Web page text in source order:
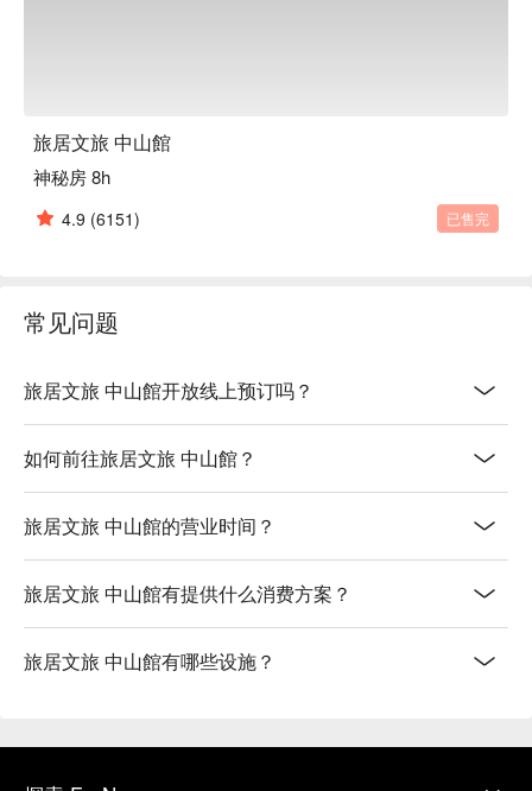
旅居文旅 中山館
神秘房 8h
4.9 (6151) 已售完
常见问题
旅居文旅 中山館开放线上预订吗？
如何前往旅居文旅 中山館？
旅居文旅 中山館的营业时间？
旅居文旅 中山館有提供什么消费方案？
旅居文旅 中山館有哪些设施？